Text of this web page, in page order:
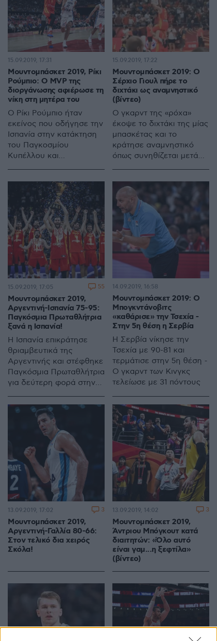
Μουντομπάσκετ 2019, Ρίκι
Ρούμπιο: Ο MVP της
διοργάνωσης αφιέρωσε τη
νίκη στη μητέρα του
Ο Ρίκι Ρούμπιο ήταν
εκείνος που οδήγησε την
Ισπανία στην κατάκτηση
του Παγκοσμίου
Κυπέλλου και
παραλείποντας να
αφιερώσει την επιτυχία
του στην μητέρα του που
έφυγε από τη ζωή πριν
από τρία χρόνια
15.09.2019, 17:31
Μουντομπάσκετ 2019: Ο
Σέρχιο Γιουλ πήρε το
διχτάκι ως αναμνηστικό
(βίντεο)
Ο γκαρντ της «ρόχα»
έκοψε το διχτάκι της μίας
μπασκέτας και το
κράτησε αναμνηστικό
όπως συνηθίζεται μετά
Παγκοσμίου Κυπέλλου
15.09.2019, 17:22
Μουντομπάσκετ 2019,
Αργεντινή-Ισπανία 75-95:
Παγκόσμια Πρωταθλήτρια
ξανά η Ισπανία!
Η Ισπανία επικράτησε
θριαμβευτικά της
Αργεντινής και στέφθηκε
Παγκόσμια Πρωταθλήτρια
για δεύτερη φορά στην
γιγαντώνοντας έτσι το
μύθο της - Κατώτερη των
προσδοκιών η Αργεντινή,
η οποία είχε σε κακή
μέρα Σκόλα και
Καμπάτσο
15.09.2019, 17:05 55
Μουντομπάσκετ 2019: Ο
Μπογκντάνοβιτς
«καθάρισε» την Τσεχία -
Στην 5η θέση η Σερβία
Η Σερβία νίκησε την
Τσεχία με 90-81 και
τερμάτισε στην 5η θέση -
Ο γκαρντ των Κινγκς
τελείωσε με 31 πόντους
14.09.2019, 16:58
Μουντομπάσκετ 2019,
Αργεντινή-Γαλλία 80-66:
Στον τελικό δια χειρός
Σκόλα!
13.09.2019, 17:02 3
Μουντομπάσκετ 2019,
Άντριου Μπόγκουτ κατά
διαιτητών: «Όλο αυτό
είναι γαμ...η ξεφτίλα»
(βίντεο)
13.09.2019, 14:02 3